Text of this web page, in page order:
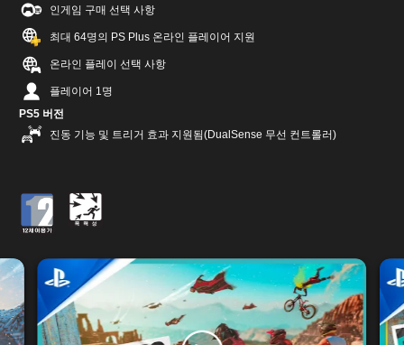
인게임 구매 선택 사항
최대 64명의 PS Plus 온라인 플레이어 지원
온라인 플레이 선택 사항
플레이어 1명
PS5 버전
진동 기능 및 트리거 효과 지원됨(DualSense 무선 컨트롤러)